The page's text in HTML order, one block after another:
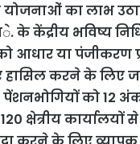
योजनाओं का लाभ
के केंद्रीय भविष्य
आधार या पंजीकरण
करने के लिए
को 12
कार्यालयों